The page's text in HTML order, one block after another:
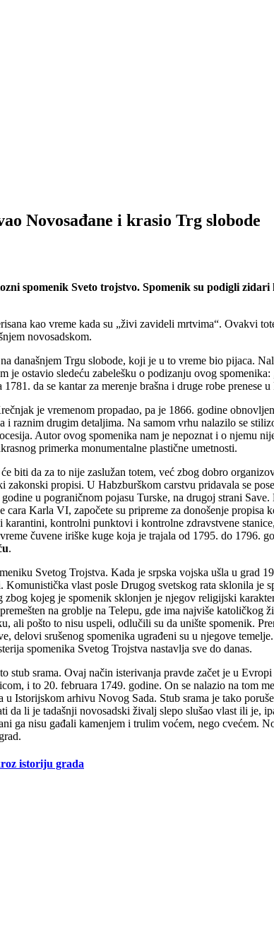
Novosađane i krasio Trg slobode
spomenik Sveto trojstvo. Spomenik su podigli
kao vreme kada su „živi zavideli mrtvima“. Ovakvi
novosadskom.
današnjem Trgu slobode, koji je u to vreme bio pijaca.
je ostavio sledeću zabelešku o podizanju ovog spomenika:
da se kantar za merenje brašna i druge robe prenese
je vremenom propadao, pa je 1866. godine
raznim drugim detaljima. Na samom vrhu nalazilo se
Autor ovog spomenika nam je nepoznat i o njemu
primerka monumentalne plastične umetnosti.
biti da za to nije zaslužan totem, već zbog dobro
zakonski propisi. U Habzburškom carstvu pridavala se
u pograničnom pojasu Turske, na drugoj strani
cara Karla VI, započete su pripreme za donošenje
kontrolni punktovi i kontrolne zdravstvene
čuvene iriške kuge koja je trajala od 1795. do 1796.
.
Svetog Trojstva. Kada je srpska vojska ušla u grad
vlast posle Drugog svetskog rata sklonila je
kojeg je spomenik sklonjen je njegov religijski
na groblje na Telepu, gde ima najviše katoličkog
ali pošto to nisu uspeli, odlučili su da unište spomenik.
delovi srušenog spomenika ugrađeni su u njegove
spomenika Svetog Trojstva nastavlja sve do danas.
stub srama. Ovaj način isterivanja pravde začet je u
i to 20. februara 1749. godine. On se nalazio na tom
Istorijskom arhivu Novog Sada. Stub srama je tako
li je tadašnji novosadski živalj slepo slušao vlast ili je,
ga nisu gađali kamenjem i trulim voćem, nego cvećem.
istoriju grada